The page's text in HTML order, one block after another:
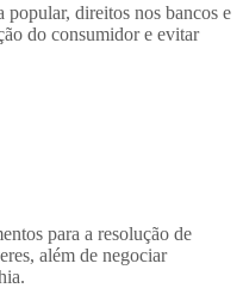
popular, direitos nos bancos e
do consumidor e evitar
para a resolução de
além de negociar